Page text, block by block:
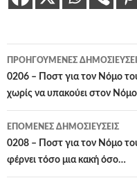
Πλοήγηση
άρθρων
ΠΡΟΗΓΟΎΜΕΝΕΣ
0206 – Ποστ για τον Νόμο
χωρίς να υπακούει στον
ΕΠΌΜΕΝΕΣ ΔΗΜΟΣΙΕΎΣΕΙΣ
0208 – Ποστ για τον Νόμο
φέρνει τόσο μια κακή όσο…